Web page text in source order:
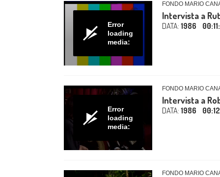
Error
loading
media:
FONDO MARIO
Intervista a
DATA: 1986
Error
loading
media:
FONDO MARIO
Intervista a
DATA: 1986
FONDO MARIO